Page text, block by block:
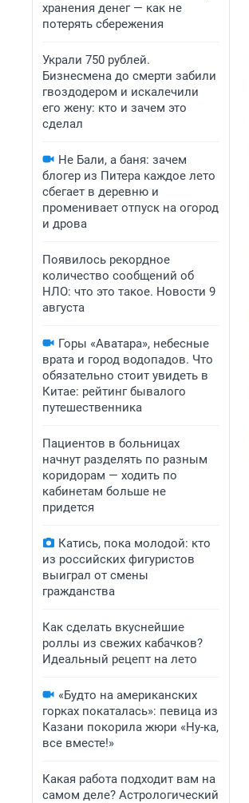
хранения денег — как не
потерять сбережения
Украли 750 рублей.
Бизнесмена до смерти забили
гвоздодером и искалечили
его жену: кто и зачем это
сделал
Не Бали, а баня: зачем
блогер из Питера каждое лето
сбегает в деревню и
променивает отпуск на огород
и дрова
Появилось рекордное
количество сообщений об
НЛО: что это такое. Новости 9
августа
Горы «Аватара», небесные
врата и город водопадов. Что
обязательно стоит увидеть в
Китае: рейтинг бывалого
путешественника
Пациентов в больницах
начнут разделять по разным
коридорам — ходить по
кабинетам больше не
придется
Катись, пока молодой: кто
из российских фигуристов
выиграл от смены
гражданства
Как сделать вкуснейшие
роллы из свежих кабачков?
Идеальный рецепт на лето
«Будто на американских
горках покаталась»: певица из
Казани покорила жюри «Ну-ка,
все вместе!»
Какая работа подходит вам на
самом деле? Астрологический